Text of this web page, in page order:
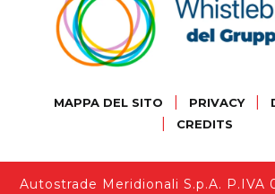
MAPPA DEL SITO PRIVACY
CREDITS
Autostrade Meridionali S.p.A. P.IVA